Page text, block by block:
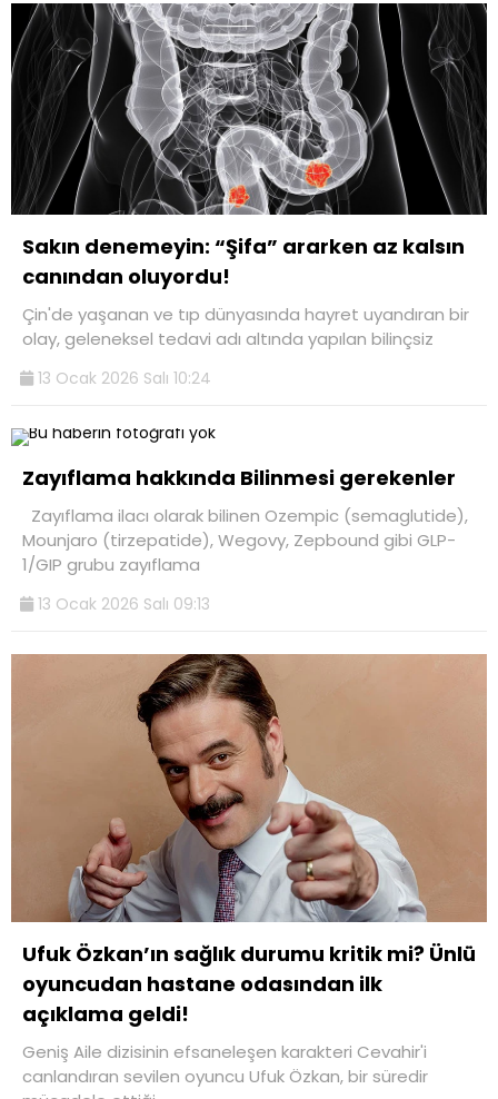
Sakın denemeyin: “Şifa” ararken az kalsın
canından oluyordu!
Çin'de yaşanan ve tıp dünyasında hayret uyandıran bir
olay, geleneksel tedavi adı altında yapılan bilinçsiz
13 Ocak 2026 Salı 10:24
Zayıflama hakkında Bilinmesi gerekenler
Zayıflama ilacı olarak bilinen Ozempic (semaglutide),
Mounjaro (tirzepatide), Wegovy, Zepbound gibi GLP-
1/GIP grubu zayıflama
13 Ocak 2026 Salı 09:13
Ufuk Özkan’ın sağlık durumu kritik mi? Ünlü
oyuncudan hastane odasından ilk
açıklama geldi!
Geniş Aile dizisinin efsaneleşen karakteri Cevahir'i
canlandıran sevilen oyuncu Ufuk Özkan, bir süredir